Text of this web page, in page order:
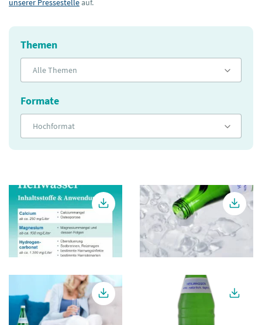
unserer Pressestelleauf.
Themen
Alle Themen
Formate
Hochformat